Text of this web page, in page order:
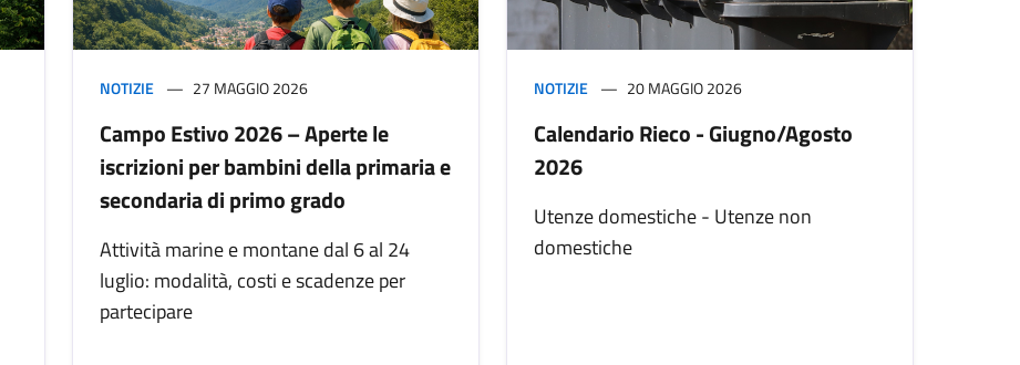
NOTIZIE 27 MAGGIO 2026
Campo Estivo 2026 – Aperte le
iscrizioni per bambini della primaria e
secondaria di primo grado
Attività marine e montane dal 6 al 24
luglio: modalità, costi e scadenze per
partecipare
NOTIZIE 20 MAGGIO 2026
Calendario Rieco - Giugno/Agosto
2026
Utenze domestiche - Utenze non
domestiche